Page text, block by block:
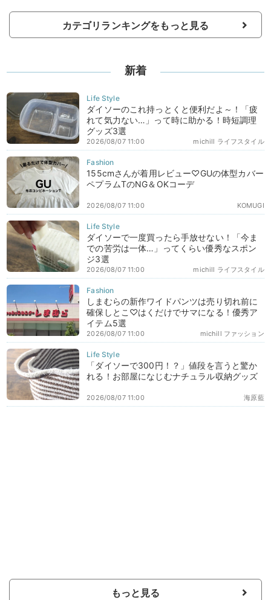
カテゴリランキングをもっと見る
新着
ダイソーのこれ持っとくと便利だよ～！「疲
れて気力ない…」って時に助かる！時短調理
グッズ3選
michill ライフスタイル
2026/08/07 11:00
155cmさんが着用レビュー♡GUの体型カバー
ペプラムTのNG＆OKコーデ
KOMUGI
2026/08/07 11:00
ダイソーで一度買ったら手放せない！「今ま
での苦労は一体…」ってくらい優秀なスポン
ジ3選
michill ライフスタイル
2026/08/07 11:00
しまむらの新作ワイドパンツは売り切れ前に
確保しとこ♡はくだけでサマになる！優秀ア
イテム5選
michill ファッション
2026/08/07 11:00
「ダイソーで300円！？」値段を言うと驚か
れる！お部屋になじむナチュラル収納グッズ
海原藍
2026/08/07 11:00
もっと見る